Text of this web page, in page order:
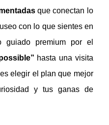
que conectan lo
con lo que sientes en
guiado premium por el
hasta una visita
elegir el plan que mejor
y tus ganas de